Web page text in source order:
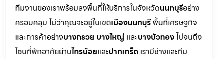
ทีมงานของเราพร้อมลงพื้นที่ให้บริการในจังหวัดนนทบุรีอย่าง
ครอบคลุม ไม่ว่าคุณจะอยู่ในเขตเมืองนนทบุรีพื้นที่เศรษฐกิจ
และการค้าอย่างบางกรวย บางใหญ่ และบางบัวทองไปจนถึง
โซนที่พักอาศัยย่านไทรน้อยและปากเกร็ด เรามีช่างและทีม